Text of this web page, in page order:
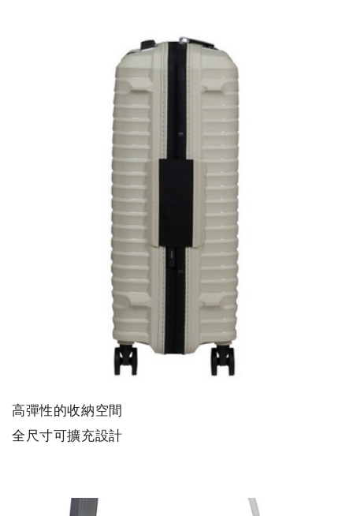
高彈性的收納空間
全尺寸可擴充設計